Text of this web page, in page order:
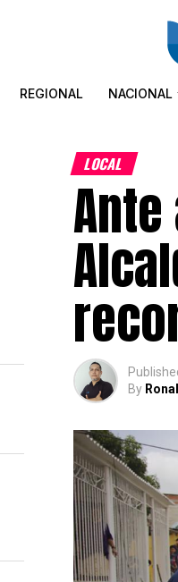
REGIONAL NACIONAL
LOCAL
By